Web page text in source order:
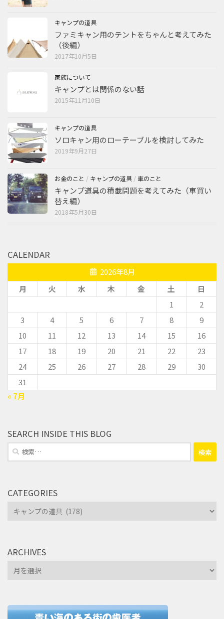
キャンプの道具
ファミキャン用のテントをちゃんと考えてみた
（後編）
2017年10月5日
家族について
キャンプとは関係のない話
2015年11月10日
キャンプの道具
ソロキャン用のローテーブルを検討してみた
2019年9月27日
お金のこと / キャンプの道具 / 車のこと
キャンプ道具の積載問題を考えてみた（車買い
替え編）
2018年5月30日
CALENDAR
2026年8月
月
火 水 木 金 土
日
1
2
3
4 5 6 7 8
9
10
11 12 13 14 15
16
17
18 19 20 21 22
23
24
25 26 27 28 29
30
31
« 7月
SEARCH INSIDE THIS BLOG
検
索:
CATEGORIES
Categories
ARCHIVES
Archives